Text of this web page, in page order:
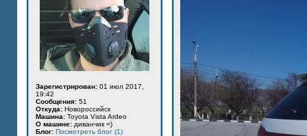
Зарегистрирован: 01 июл 2017,
19:42
Сообщения: 51
Откуда: Новороссийск
Машина: Toyota Vista Ardeo
О машине: диванчик =)
Блог: Посмотреть блог (1)